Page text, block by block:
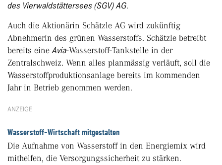
des Vierwaldstättersees (SGV) AG.
Auch die Aktionärin Schätzle AG wird zukünftig
Abnehmerin des grünen Wasserstoffs. Schätzle betreibt
bereits eineAvia-Wasserstoff-Tankstelle in der
Zentralschweiz. Wenn alles planmässig verläuft, soll die
Wasserstoffproduktionsanlage bereits im kommenden
Jahr in Betrieb genommen werden.
ANZEIGE
Wasserstoff-Wirtschaft mitgestalten
Die Aufnahme von Wasserstoff in den Energiemix wird
mithelfen, die Versorgungssicherheit zu stärken.